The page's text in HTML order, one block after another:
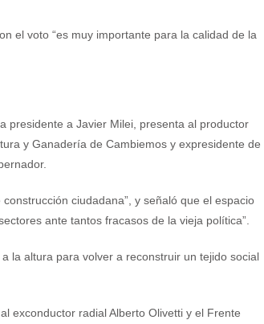
el voto “es muy importante para la calidad de la
presidente a Javier Milei, presenta al productor
y Ganadería de Cambiemos y expresidente de
ciudadana”, y señaló que el espacio
ante tantos fracasos de la vieja política”.
la altura para volver a reconstruir un tejido social
exconductor radial Alberto Olivetti y el Frente